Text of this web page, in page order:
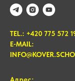
TEL.: +420 775 572
E-MAIL: